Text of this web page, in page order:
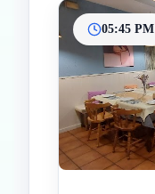
05:45 PM